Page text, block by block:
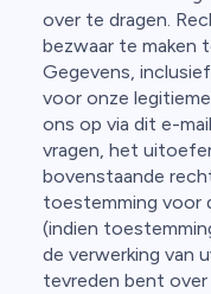
over te dragen.
bezwaar te maken
Gegevens,
voor onze
ons op via dit e-
vragen, het
bovenstaande
toestemming voor
(indien
de verwerking van
tevreden bent over